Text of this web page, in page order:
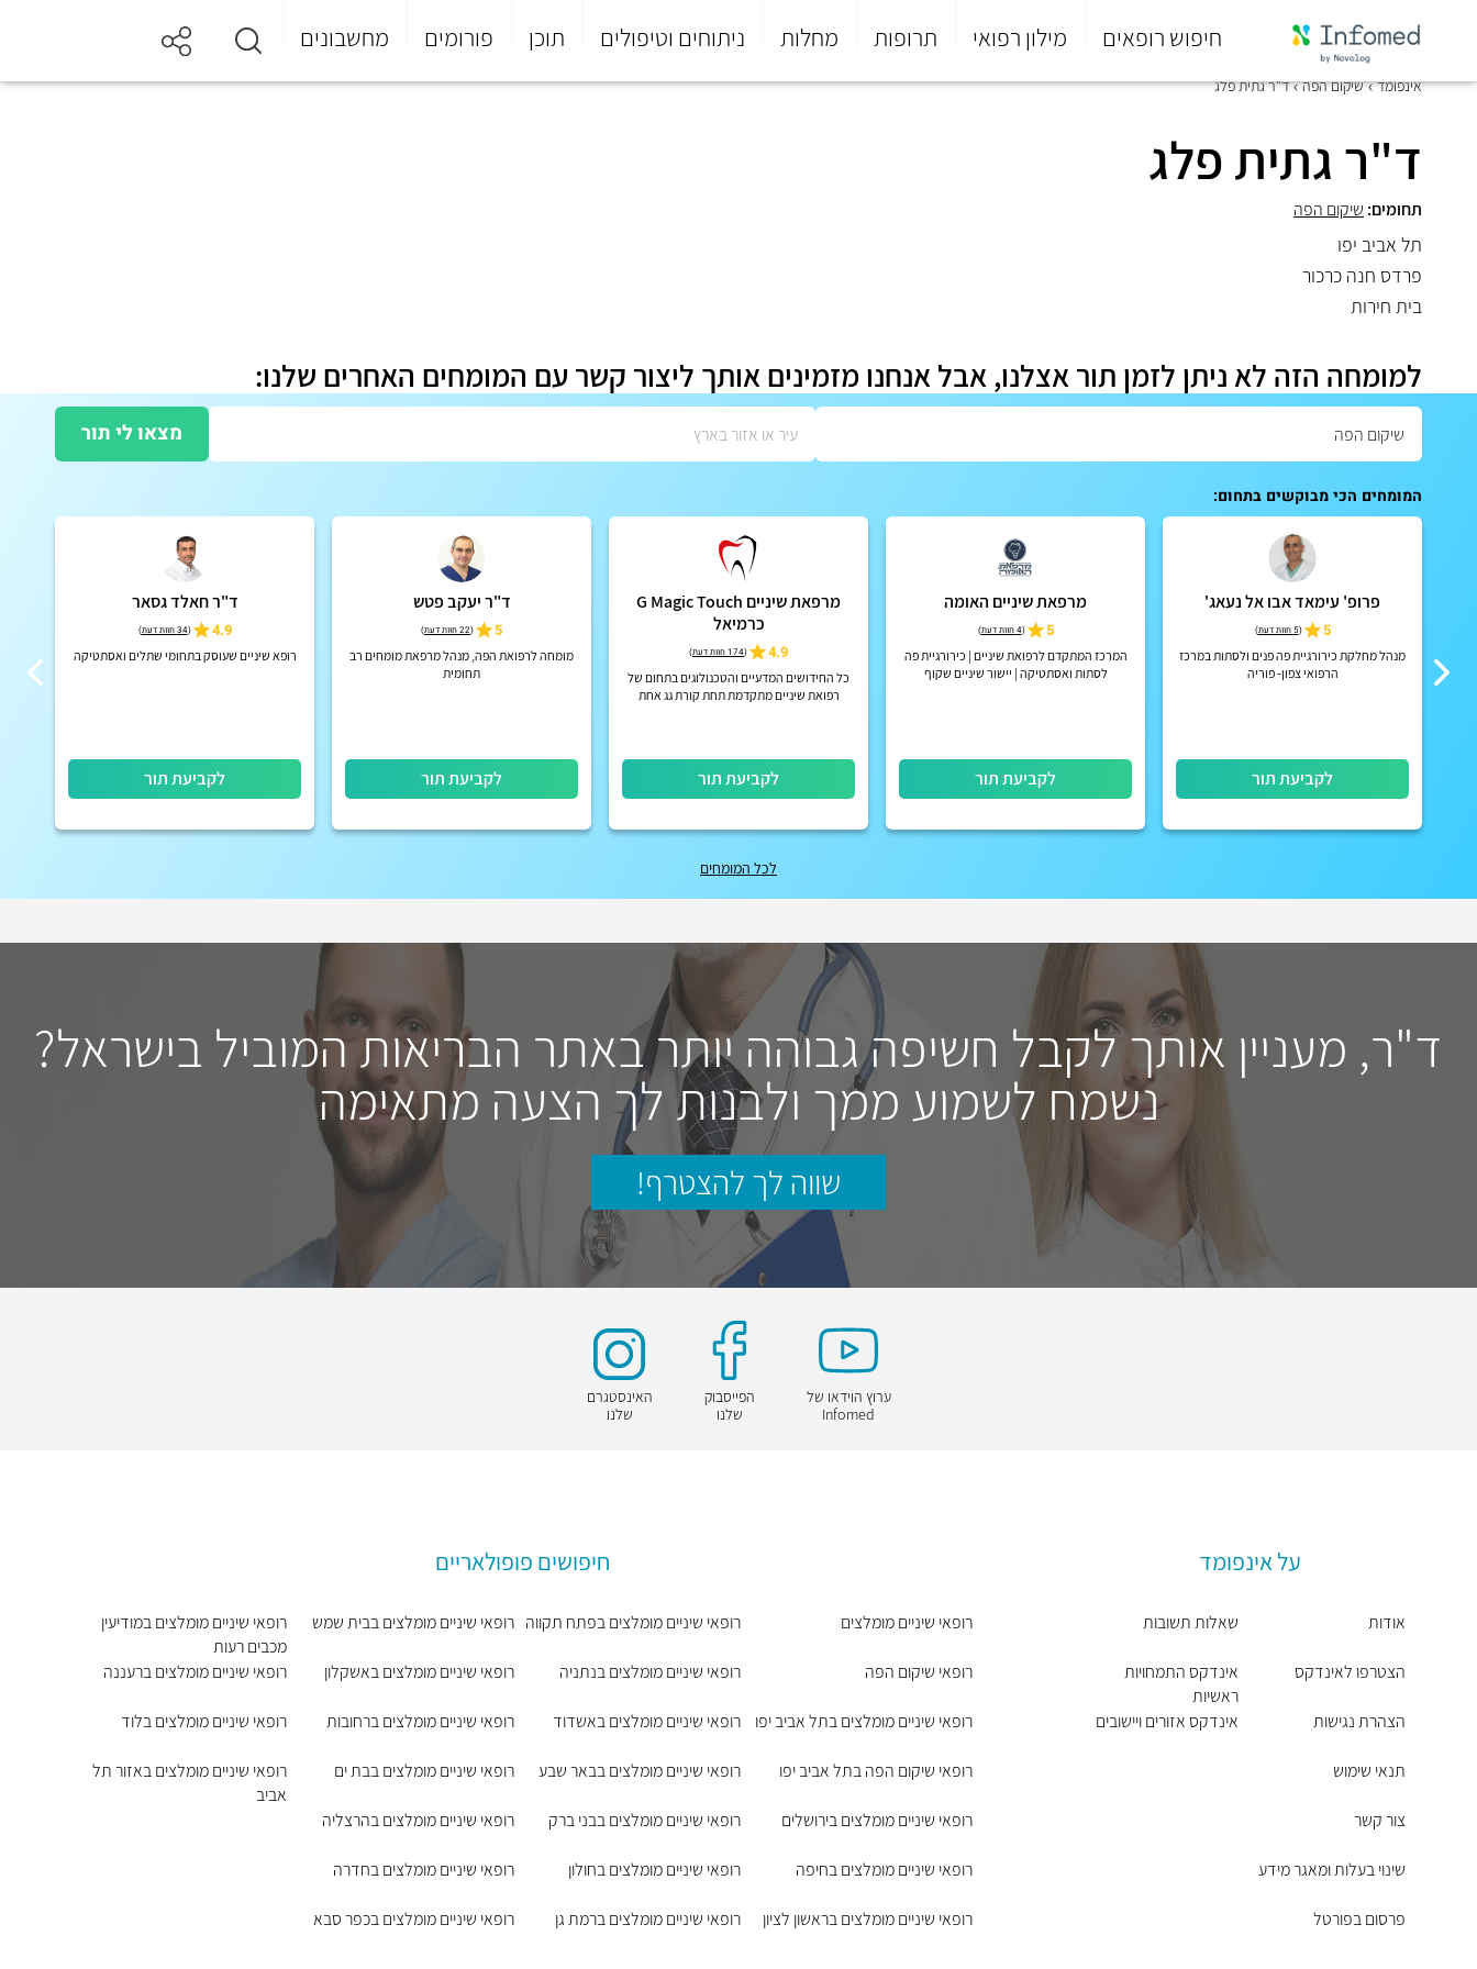
חיפוש רופאים מילון רפואי תרופות מחלות ניתוחים וטיפולים תוכן פורומים מחשבונים
סוף
אינפומד שיקום הפה ד"ר גתית פלג
ד"ר גתית פלג
תחומים: שיקום הפה
תל אביב יפו
פרדס חנה כרכור
בית חירות
למומחה הזה לא ניתן לזמן תור אצלנו, אבל אנחנו מזמינים אותך ליצור קשר עם המומחים האחרים שלנו:
מצאו לי תור
המומחים הכי מבוקשים בתחום:
פרופ' עימאד אבו אל נעאג'
5
(5 חוות דעת )
מנהל מחלקת כירורגיית פה פנים ולסתות במרכז
הרפואי צפון- פוריה
לקביעת תור
מרפאת שיניים האומה
5
(4 חוות דעת )
המרכז המתקדם לרפואת שיניים | כירורגיית פה
לסתות ואסתטיקה | יישור שיניים שקוף
לקביעת תור
מרפאת שיניים G Magic Touch
כרמיאל
4.9
(174 חוות דעת )
כל החידושים המדעיים והטכנולוגים בתחום של
רפואת שיניים מתקדמת תחת קורת גג אחת
לקביעת תור
ד"ר יעקב פטש
5
(22 חוות דעת )
מומחה לרפואת הפה, מנהל מרפאת מומחים רב
תחומית
לקביעת תור
ד"ר חאלד גסאר
4.9
(34 חוות דעת )
רופא שיניים שעוסק בתחומי שתלים ואסתטיקה
לקביעת תור
לכל המומחים
ד"ר, מעניין אותך לקבל חשיפה גבוהה יותר באתר הבריאות המוביל בישראל?
נשמח לשמוע ממך ולבנות לך הצעה מתאימה
שווה לך להצטרף!
ערוץ הוידאו של
Infomed
הפייסבוק
שלנו
האינסטגרם
שלנו
על אינפומד
אודות
הצטרפו לאינדקס
הצהרת נגישות
תנאי שימוש
צור קשר
שינוי בעלות ומאגר מידע
פרסום בפורטל
שאלות תשובות
אינדקס התמחויות
ראשיות
אינדקס אזורים ויישובים
חיפושים פופולאריים
רופאי שיניים מומלצים
רופאי שיקום הפה
רופאי שיניים מומלצים בתל אביב יפו
רופאי שיקום הפה בתל אביב יפו
רופאי שיניים מומלצים בירושלים
רופאי שיניים מומלצים בחיפה
רופאי שיניים מומלצים בראשון לציון
רופאי שיניים מומלצים בפתח תקווה
רופאי שיניים מומלצים בנתניה
רופאי שיניים מומלצים באשדוד
רופאי שיניים מומלצים בבאר שבע
רופאי שיניים מומלצים בבני ברק
רופאי שיניים מומלצים בחולון
רופאי שיניים מומלצים ברמת גן
רופאי שיניים מומלצים בבית שמש
רופאי שיניים מומלצים באשקלון
רופאי שיניים מומלצים ברחובות
רופאי שיניים מומלצים בבת ים
רופאי שיניים מומלצים בהרצליה
רופאי שיניים מומלצים בחדרה
רופאי שיניים מומלצים בכפר סבא
רופאי שיניים מומלצים במודיעין
מכבים רעות
רופאי שיניים מומלצים ברעננה
רופאי שיניים מומלצים בלוד
רופאי שיניים מומלצים באזור תל
אביב